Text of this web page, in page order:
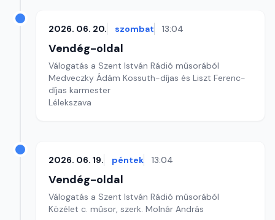
2026. 06. 20. szombat 13:04
Vendég-oldal
Válogatás a Szent István Rádió műsorából
Medveczky Ádám Kossuth-díjas és Liszt Ferenc-
díjas karmester
Lélekszava
2026. 06. 19. péntek 13:04
Vendég-oldal
Válogatás a Szent István Rádió műsorából
Közélet c. műsor, szerk. Molnár András